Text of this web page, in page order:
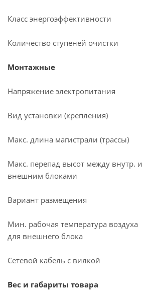
Класс энергоэффективности
Количество ступеней очистки
Монтажные
Напряжение электропитания
Вид установки (крепления)
Макс. длина магистрали (трассы)
Макс. перепад высот между внутр. и
внешним блоками
Вариант размещения
Мин. рабочая температура воздуха
для внешнего блока
Сетевой кабель с вилкой
Вес и габариты товара